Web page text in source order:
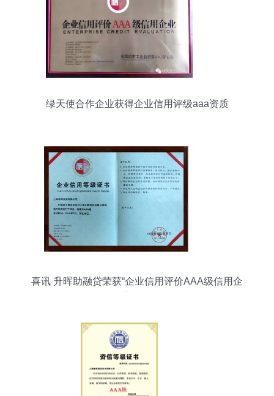
绿天使合作企业获得企业信用评级aaa资质
喜讯 升晖助融贷荣获“企业信用评价AAA级信用企